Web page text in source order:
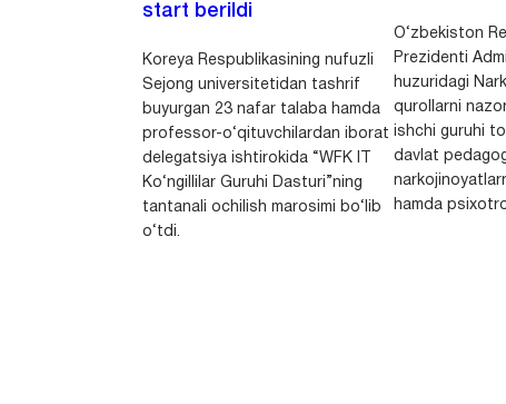
start berildi
Koreya Respublikasining nufuzli
Sejong universitetidan tashrif
buyurgan 23 nafar talaba hamda
professor-o‘qituvchilardan iborat
delegatsiya ishtirokida “WFK IT
Ko‘ngillilar Guruhi Dasturi”ning
tantanali ochilish marosimi bo‘lib
o‘tdi.
O‘zbekiston
Prezidenti
huzuridagi
qurollarni
ishchi guruhi
davlat
hamda